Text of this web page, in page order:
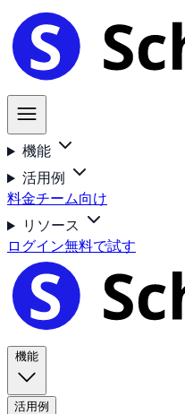
機能
活用例
料金チーム向け
リソース
ログイン無料で試す
機能
活用例